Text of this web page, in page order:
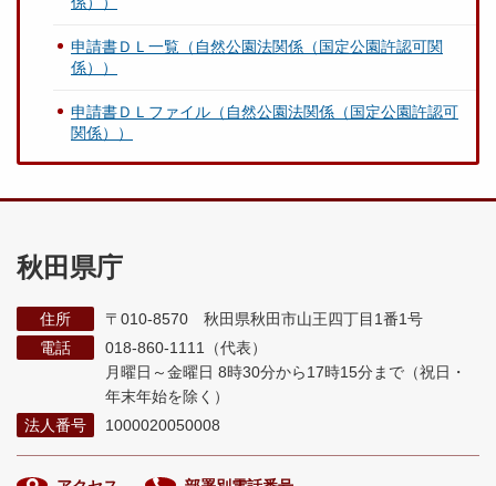
申請書ＤＬ一覧（自然公園法関係（国定公園許認可関
係））
申請書ＤＬファイル（自然公園法関係（国定公園許認可
関係））
秋田県庁
住所
〒010-8570 秋田県秋田市山王四丁目1番1号
電話
018-860-1111（代表）
月曜日～金曜日 8時30分から17時15分まで （祝日・
年末年始を除く）
法人番号
1000020050008